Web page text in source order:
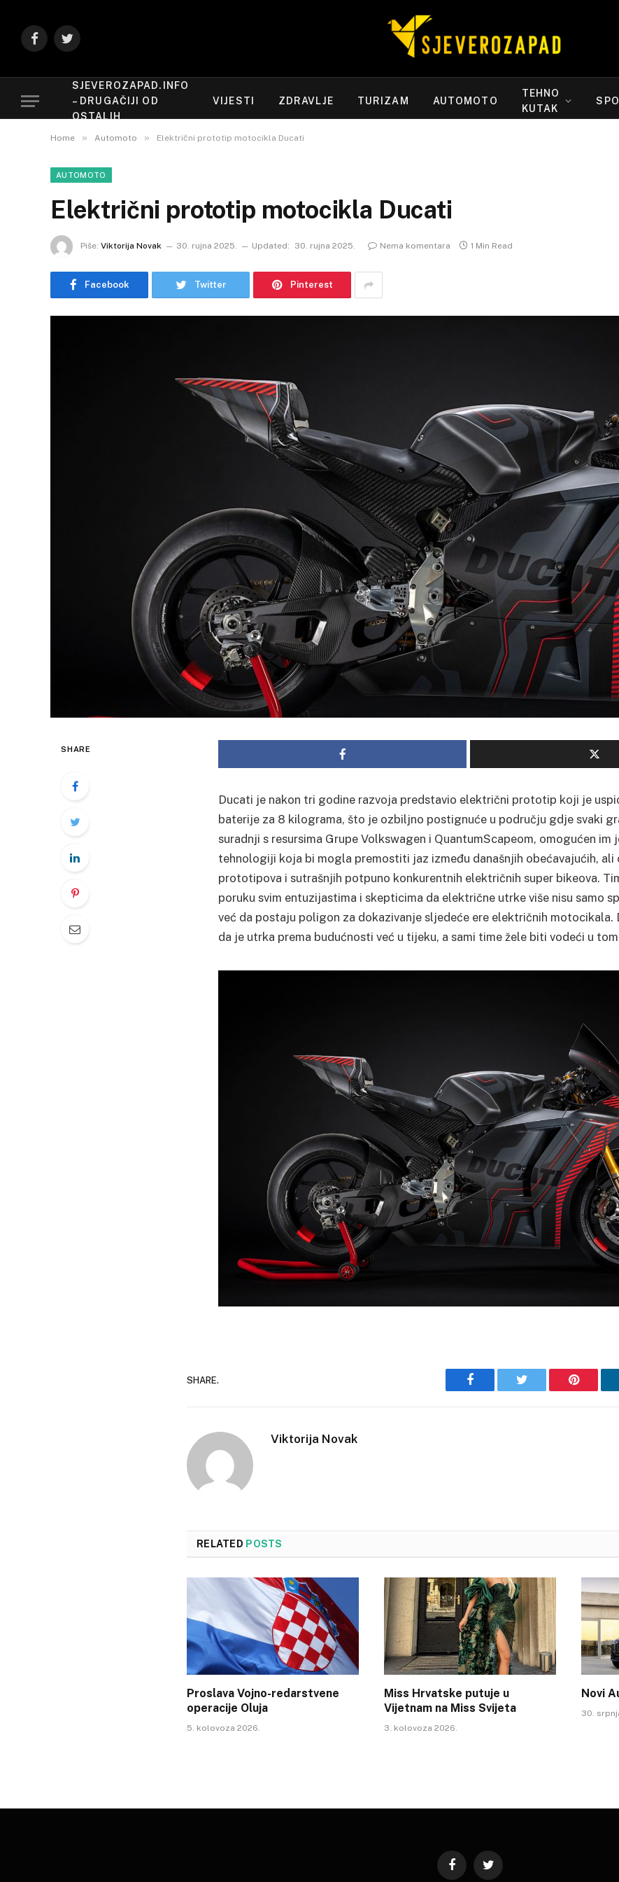
FacebookTwitter
SJEVEROZAPAD.INFO
– DRUGAČIJI OD
OSTALIH
VIJESTI ZDRAVLJE TURIZAM AUTOMOTO
TEHNO
KUTAK
Home » Automoto » Električni prototip motocikla Ducati
AUTOMOTO
Električni prototip motocikla Ducati
Piše: Viktorija Novak 30. rujna 2025. Updated: 30. rujna 2025. Nema komentara 1 Min Read
Facebook Twitter Pinterest
SHARE
Ducati je nakon tri godine razvoja predstavio električni prototip koji je
baterije za 8 kilograma, što je ozbiljno postignuće u području gdje svaki
suradnji s resursima Grupe Volkswagen i QuantumScapeom, omogućen im
tehnologiji koja bi mogla premostiti jaz između današnjih obećavajućih, ali
prototipova i sutrašnjih potpuno konkurentnih električnih super bikeova.
poruku svim entuzijastima i skepticima da električne utrke više nisu samo
već da postaju poligon za dokazivanje sljedeće ere električnih motocikala.
da je utrka prema budućnosti već u tijeku, a sami time žele biti vodeći u
SHARE. Facebook Twitter
Viktorija Novak
RELATED POSTS
Proslava Vojno-redarstvene
operacije Oluja
5. kolovoza 2026.
Miss Hrvatske putuje u
Vijetnam na Miss Svijeta
3. kolovoza 2026.
Novi
30.
FacebookTwitter